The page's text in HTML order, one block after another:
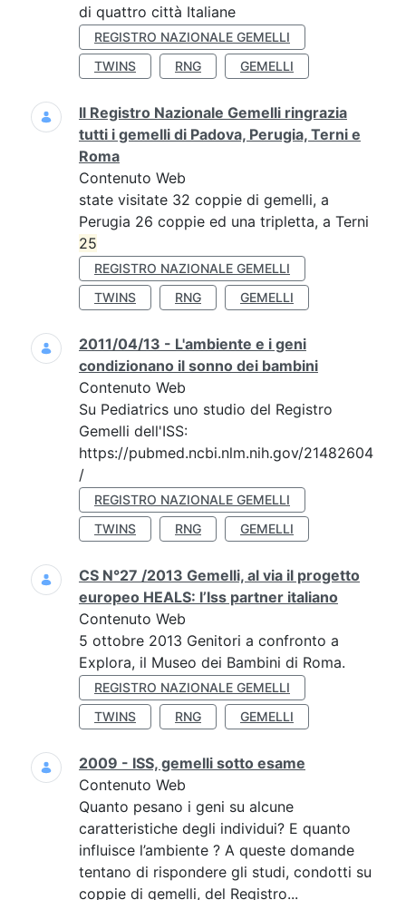
di quattro città Italiane
REGISTRO NAZIONALE GEMELLI
TWINS
RNG GEMELLI
Il Registro Nazionale Gemelli ringrazia
tutti i gemelli di Padova, Perugia, Terni e
Roma
Contenuto Web
state visitate 32 coppie di gemelli, a
Perugia 26 coppie ed una tripletta, a Terni
25
REGISTRO NAZIONALE GEMELLI
TWINS
RNG GEMELLI
2011/04/13 - L'ambiente e i geni
condizionano il sonno dei bambini
Contenuto Web
Su Pediatrics uno studio del Registro
Gemelli dell'ISS:
https://pubmed.ncbi.nlm.nih.gov/21482604
/
REGISTRO NAZIONALE GEMELLI
TWINS
RNG GEMELLI
CS N°27 /2013 Gemelli, al via il progetto
europeo HEALS: l’Iss partner italiano
Contenuto Web
5 ottobre 2013 Genitori a confronto a
Explora, il Museo dei Bambini di Roma.
REGISTRO NAZIONALE GEMELLI
TWINS
RNG GEMELLI
2009 - ISS, gemelli sotto esame
Contenuto Web
Quanto pesano i geni su alcune
caratteristiche degli individui? E quanto
influisce l’ambiente ? A queste domande
tentano di rispondere gli studi, condotti su
coppie di gemelli, del Registro...